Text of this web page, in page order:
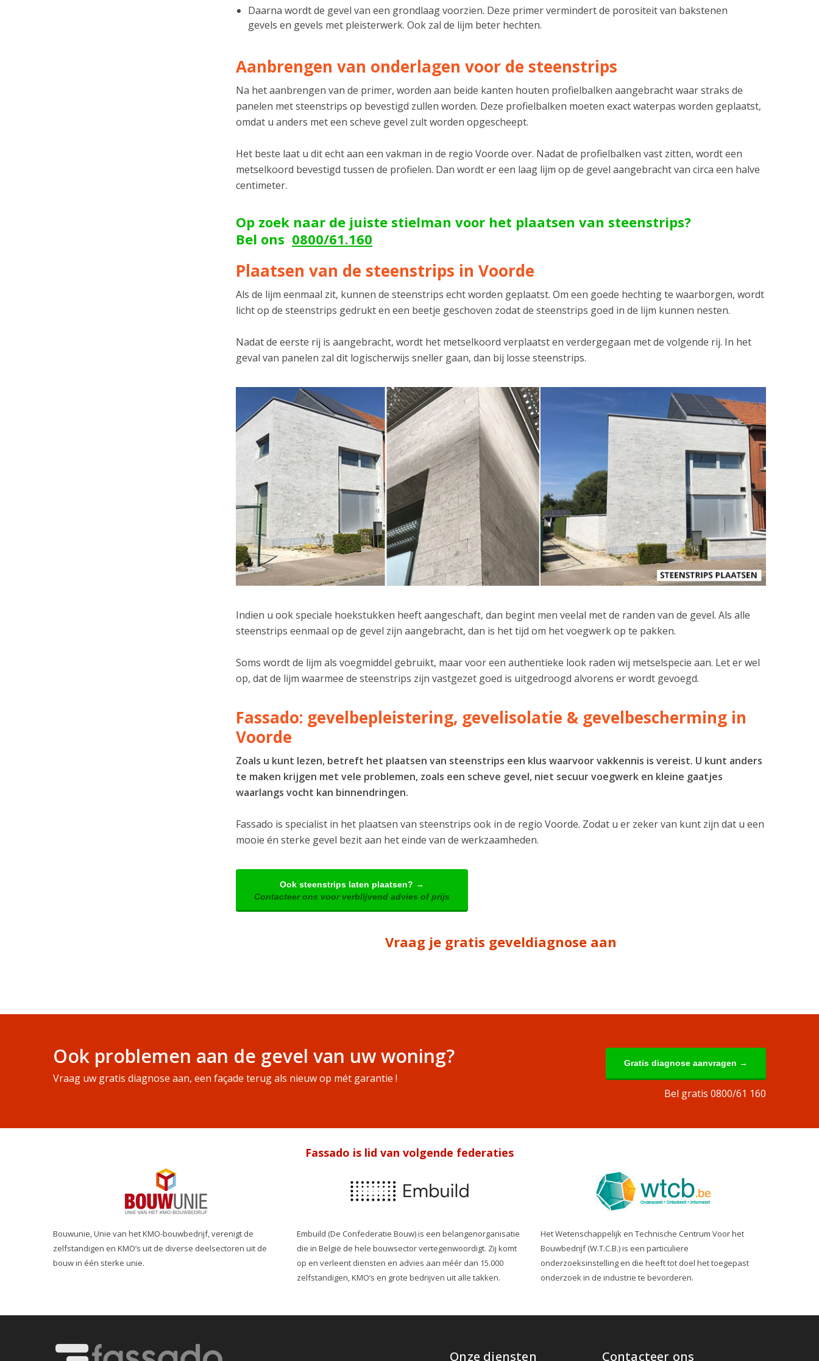
Daarna wordt de gevel van een grondlaag voorzien. Deze primer vermindert de porositeit van bakstenen
gevels en gevels met pleisterwerk. Ook zal de lijm beter hechten.
Aanbrengen van onderlagen voor de steenstrips
Na het aanbrengen van de primer, worden aan beide kanten houten profielbalken aangebracht waar straks de
panelen met steenstrips op bevestigd zullen worden. Deze profielbalken moeten exact waterpas worden geplaatst,
omdat u anders met een scheve gevel zult worden opgescheept.
Het beste laat u dit echt aan een vakman in de regio Voorde over. Nadat de profielbalken vast zitten, wordt een
metselkoord bevestigd tussen de profielen. Dan wordt er een laag lijm op de gevel aangebracht van circa een halve
centimeter.
Op zoek naar de juiste stielman voor het plaatsen van steenstrips?
Bel ons 0800/61.160
Plaatsen van de steenstrips in Voorde
Als de lijm eenmaal zit, kunnen de steenstrips echt worden geplaatst. Om een goede hechting te waarborgen, wordt
licht op de steenstrips gedrukt en een beetje geschoven zodat de steenstrips goed in de lijm kunnen nesten.
Nadat de eerste rij is aangebracht, wordt het metselkoord verplaatst en verdergegaan met de volgende rij. In het
geval van panelen zal dit logischerwijs sneller gaan, dan bij losse steenstrips.
Indien u ook speciale hoekstukken heeft aangeschaft, dan begint men veelal met de randen van de gevel. Als alle
steenstrips eenmaal op de gevel zijn aangebracht, dan is het tijd om het voegwerk op te pakken.
Soms wordt de lijm als voegmiddel gebruikt, maar voor een authentieke look raden wij metselspecie aan. Let er wel
op, dat de lijm waarmee de steenstrips zijn vastgezet goed is uitgedroogd alvorens er wordt gevoegd.
Fassado: gevelbepleistering, gevelisolatie & gevelbescherming in
Voorde
Zoals u kunt lezen, betreft het plaatsen van steenstrips een klus waarvoor vakkennis is vereist. U kunt anders
te maken krijgen met vele problemen, zoals een scheve gevel, niet secuur voegwerk en kleine gaatjes
waarlangs vocht kan binnendringen.
Fassado is specialist in het plaatsen van steenstrips ook in de regio Voorde. Zodat u er zeker van kunt zijn dat u een
mooie én sterke gevel bezit aan het einde van de werkzaamheden.
Ook steenstrips laten plaatsen? →
Contacteer ons voor verblijvend advies of prijs
Vraag je gratis geveldiagnose aan
Ook problemen aan de gevel van uw woning?
Vraag uw gratis diagnose aan, een façade terug als nieuw op mét garantie !
Gratis diagnose aanvragen →
Bel gratis 0800/61 160
Fassado is lid van volgende federaties
Bouwunie, Unie van het KMO-bouwbedrijf, verenigt de
zelfstandigen en KMO’s uit de diverse deelsectoren uit de
bouw in één sterke unie.
Embuild (De Confederatie Bouw) is een belangenorganisatie
die in België de hele bouwsector vertegenwoordigt. Zij komt
op en verleent diensten en advies aan méér dan 15.000
zelfstandigen, KMO’s en grote bedrijven uit alle takken.
Het Wetenschappelijk en Technische Centrum Voor het
Bouwbedrijf (W.T.C.B.) is een particuliere
onderzoeksinstelling en die heeft tot doel het toegepast
onderzoek in de industrie te bevorderen.
Onze diensten Contacteer ons